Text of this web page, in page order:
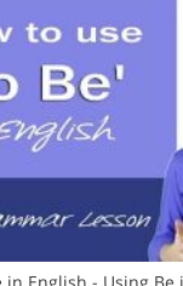
in English - Using